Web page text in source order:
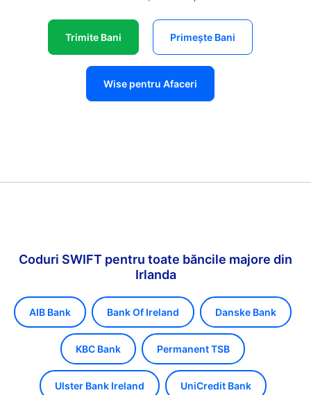
Trimite Bani Primește Bani
Wise pentru Afaceri
Coduri SWIFT pentru toate băncile majore din
Irlanda
AIB Bank Bank Of Ireland Danske Bank
KBC Bank Permanent TSB
Ulster Bank Ireland UniCredit Bank